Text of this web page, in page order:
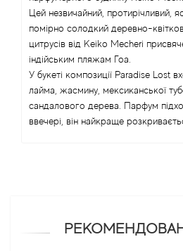
Цей незвичайний, протирічливий,
помірно солодкий деревно-
цитрусів від Keiko Mecheri
індійським пляжам Гоа.
У букеті композиції Paradise Lost
лайма, жасмину, мексиканської
сандалового дерева. Парфум
ввечері, він найкраще
Anna Sui
Annayake
Anne Fontaine